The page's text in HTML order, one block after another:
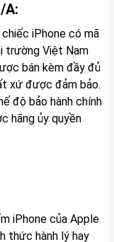
A:
iPhone có mã
trường Việt Nam
bán kèm đầy đủ
xứ được đảm bảo.
độ bảo hành chính
hãng ủy quyền
iPhone của Apple
thức hành lý hay